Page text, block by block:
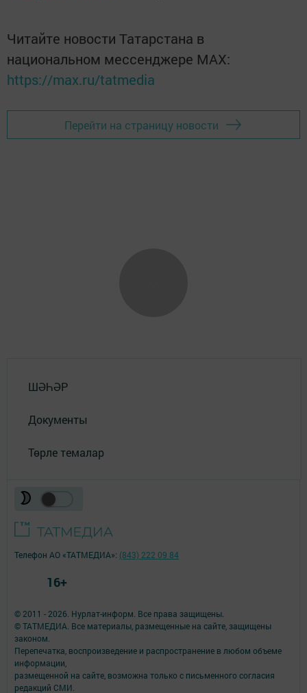
Читайте новости Татарстана в
национальном мессенджере MАХ:
https://max.ru/tatmedia
Перейти на страницу новости
ШӘҺӘР
Документы
Төрле темалар
© 2011 - 2026. Нурлат-⁠информ. Все права защищены.
© ТАТМЕДИА. Все материалы, размещенные на сайте, защищены
законом.
Перепечатка, воспроизведение и распространение в любом объеме
информации,
размещенной на сайте, возможна только с письменного согласия
редакций СМИ.
Телефон АО «ТАТМЕДИА»: (843) 222 09 84
16+